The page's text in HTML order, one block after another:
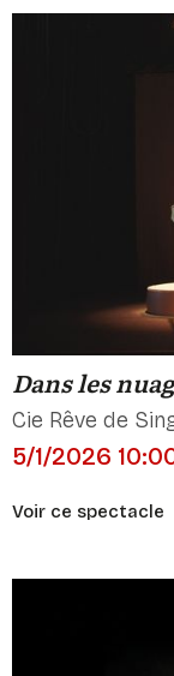
Dans les
Cie Rêve de
5/1/2026
Voir ce spectacle